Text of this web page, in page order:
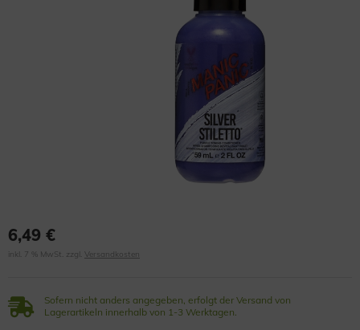
6,49 €
inkl. 7 % MwSt. zzgl. Versandkosten
Sofern nicht anders angegeben, erfolgt der Versand von
Lagerartikeln innerhalb von 1-3 Werktagen.